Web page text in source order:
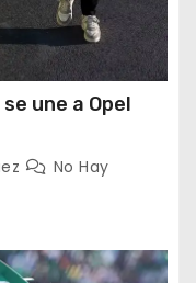
une a Opel
No Hay